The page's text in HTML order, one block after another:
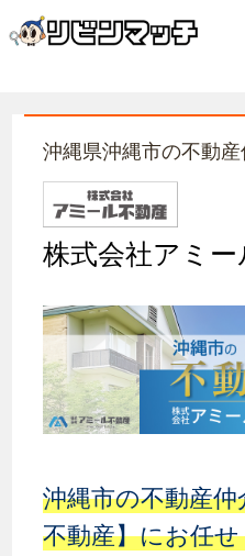
沖縄県沖縄市の不動産
株式会社アミ
沖縄市の不動産
不動産】にお任